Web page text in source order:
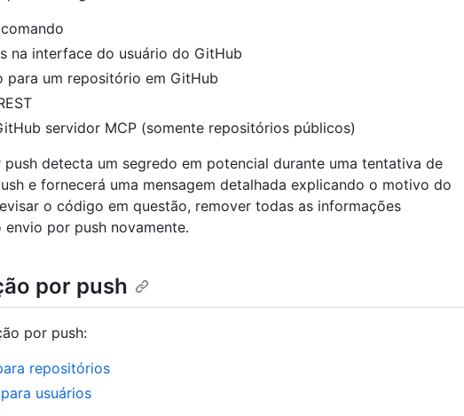
na interface do usuário do GitHub
para um repositório em GitHub
servidor MCP (somente repositórios públicos)
detecta um segredo em potencial durante uma tentativa de
e fornecerá uma mensagem detalhada explicando o motivo do
o código em questão, remover todas as informações
por push novamente.
por push
por push:
repositórios
usuários